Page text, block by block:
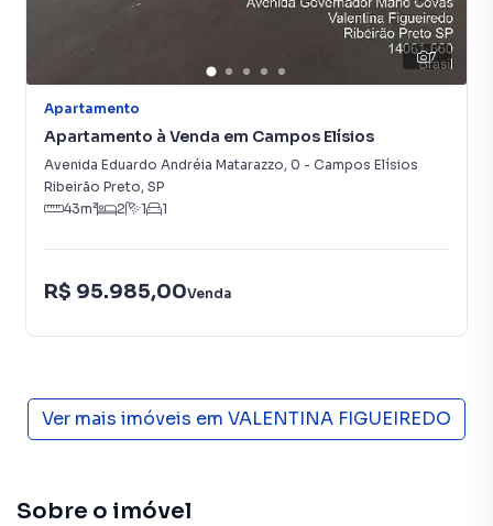
7
Apartamento
Apartamento à Venda em Campos Elísios
Avenida Eduardo Andréia Matarazzo, 0 - Campos Elísios
Ribeirão Preto, SP
43m² 2 1 1
R$ 95.985,00Venda
Ver mais imóveis em VALENTINA FIGUEIREDO
Sobre o imóvel